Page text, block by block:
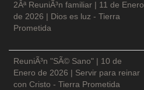
2Âª ReuniÃ³n familiar | 11 de Enero
de 2026 | Dios es luz - Tierra
Prometida
ReuniÃ³n "SÃ© Sano" | 10 de
Enero de 2026 | Servir para reinar
con Cristo - Tierra Prometida